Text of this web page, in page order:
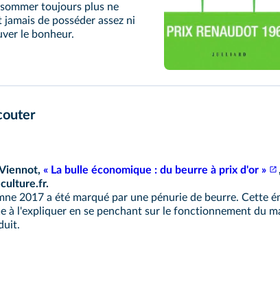
toujours plus ne
jamais de posséder assez ni
le bonheur.
« La bulle économique : du beurre à prix d'or »
,
2017 a été marqué par une pénurie de beurre. Cette
à l'expliquer en se penchant sur le fonctionnement du